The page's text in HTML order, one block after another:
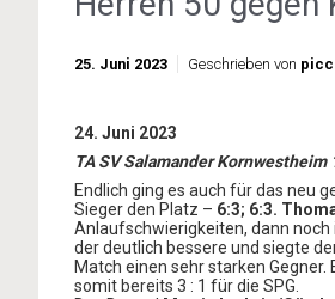
25. Juni 2023 Geschrieben von
24. Juni 2023
TA SV Salamander
Endlich ging es auch für das neu
Sieger den Platz – 6:3; 6:3.
Anlaufschwierigkeiten, dann
der deutlich bessere und siegte
Match einen sehr starken
somit bereits 3 : 1 für die SPG.